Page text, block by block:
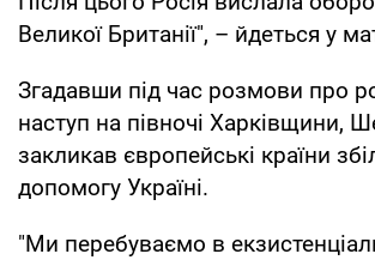
Великої Британії", – йдеться у
Згадавши під час розмови про
наступ на півночі Харківщини,
закликав європейські країни
допомогу Україні.
"Ми перебуваємо в